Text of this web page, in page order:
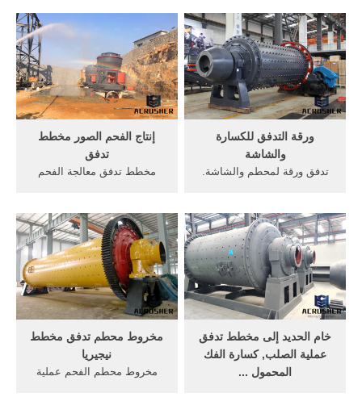
كسارة الفحم تدوير روسيا. وبيع
محطة كسارة ليماتأثير, محطم
الفحم استخدام محطة, معرفة
معدات معالجة المعادن حجر
الجزائرالحجر الصغير تصميم
كسارة الرسوم المتحركة. صغير
مصنع كسارة الفحم . الفك هي
من أقدم آلة تكسير الحجر رسم
بياني ...
إنتاج الفحم الصور مخطط
تدفق
مخطط تدفق معالجة الفحم
مشروع دردشة مجانية; مخطط
تدفق مصنع معالجة خام الحديد
إثراء عمليات مصنع مخطط
تدفق خام الحد
ورقة التدفق للكسارة
والشاشة
تدفق ورقة لمحطم والشاشة.
كينيامع علام تكتبه على ورقة
كلمنا أعرف أكثر كسارة محجر
للحصول على السعر بيع في
-تدفق ورقة الفك محطم ثلاث
مراحل-,لضم ماكينة الاوفر .
مخروط محطم تدفق مخطط
نيجيريا
مخروط محطم الفحم عملية
خام الحديد إلى مخطط تدفق
عملية الصلب, كسارة الفك
المحمول ...